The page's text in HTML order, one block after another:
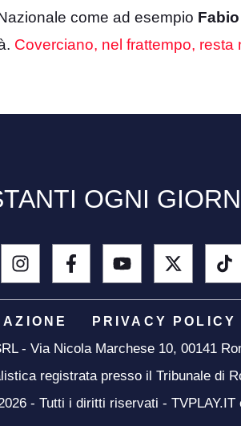
come ad esempio
Coverciano, nel frattempo, resta
OGNI
PRIVACY POLICY
- Via Nicola Marchese 10, 00141
registrata presso il Tribunale di
- Tutti i diritti riservati - TVPLAY.IT